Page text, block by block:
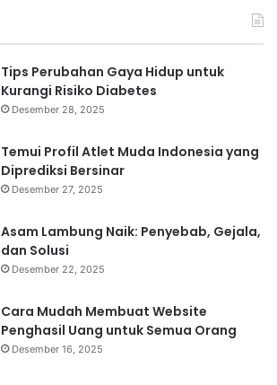
Tips Perubahan Gaya Hidup untuk
Kurangi Risiko Diabetes
Desember 28, 2025
Temui Profil Atlet Muda Indonesia yang
Diprediksi Bersinar
Desember 27, 2025
Asam Lambung Naik: Penyebab, Gejala,
dan Solusi
Desember 22, 2025
Cara Mudah Membuat Website
Penghasil Uang untuk Semua Orang
Desember 16, 2025